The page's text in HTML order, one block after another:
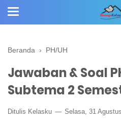
Beranda › PH/UH
Jawaban & Soal
Subtema 2
Ditulis Kelasku Selasa, 31